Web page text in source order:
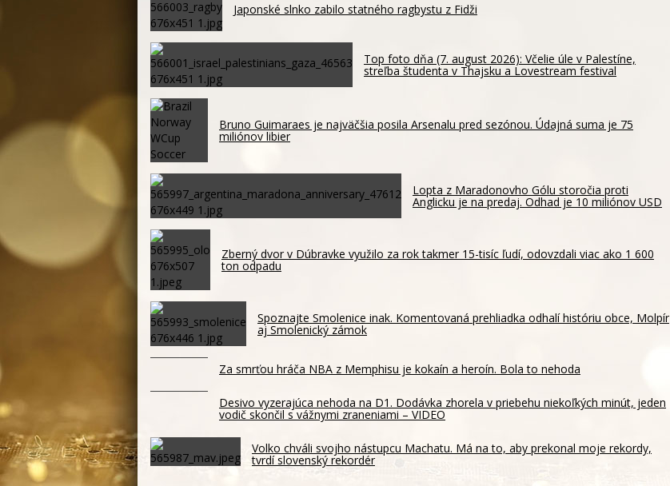
Japonské slnko zabilo statného ragbystu z Fidži
Top foto dňa (7. august 2026): Včelie úle v Palestíne,
streľba študenta v Thajsku a Lovestream festival
Bruno Guimaraes je najväčšia posila Arsenalu pred sezónou. Údajná suma je 75
miliónov libier
Lopta z Maradonovho Gólu storočia proti
Anglicku je na predaj. Odhad je 10 miliónov USD
Zberný dvor v Dúbravke využilo za rok takmer 15-tisíc ľudí, odovzdali viac ako 1 600
ton odpadu
Spoznajte Smolenice inak. Komentovaná prehliadka odhalí históriu obce, Molpír
aj Smolenický zámok
Za smrťou hráča NBA z Memphisu je kokaín a heroín. Bola to nehoda
Desivo vyzerajúca nehoda na D1. Dodávka zhorela v priebehu niekoľkých minút, jeden
vodič skončil s vážnymi zraneniami – VIDEO
Volko chváli svojho nástupcu Machatu. Má na to, aby prekonal moje rekordy,
tvrdí slovenský rekordér